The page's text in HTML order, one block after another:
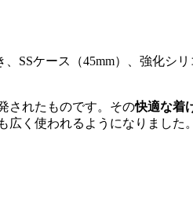
SSケース（45mm）、強化シ
されたものです。その快適な着
く使われるようになりまし